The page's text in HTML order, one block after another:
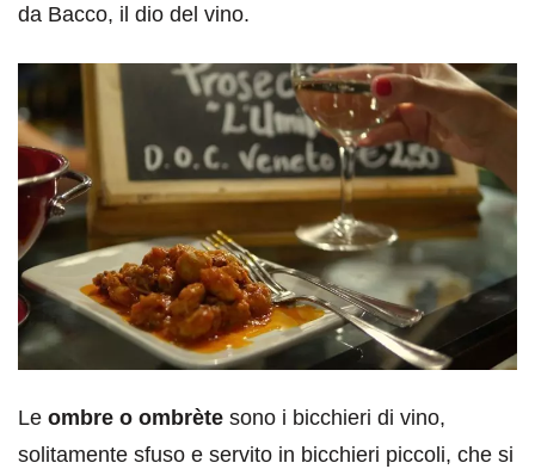
da Bacco, il dio del vino.
Le ombre o ombrète sono i bicchieri di vino,
solitamente sfuso e servito in bicchieri piccoli, che si